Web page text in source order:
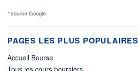
* source Google
PAGES LES PLUS POPULAIRES
Accueil Bourse